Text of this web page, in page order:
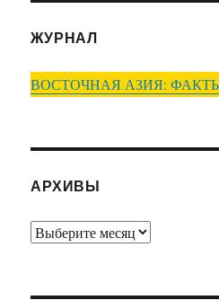
ЖУРНАЛ
ВОСТОЧНАЯ АЗИЯ:
АРХИВЫ
Архивы